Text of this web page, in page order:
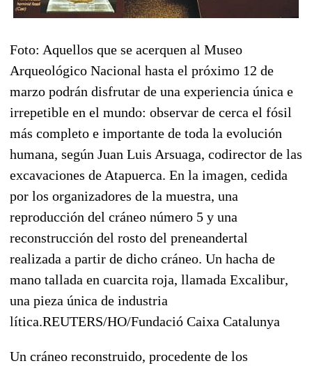
Foto: Aquellos que se acerquen al Museo
Arqueológico Nacional hasta el próximo 12 de
marzo podrán disfrutar de una experiencia única e
irrepetible en el mundo: observar de cerca el fósil
más completo e importante de toda la evolución
humana, según Juan Luis Arsuaga, codirector de las
excavaciones de Atapuerca. En la imagen, cedida
por los organizadores de la muestra, una
reproducción del cráneo número 5 y una
reconstrucción del rosto del preneandertal
realizada a partir de dicho cráneo. Un hacha de
mano tallada en cuarcita roja, llamada Excalibur,
una pieza única de industria
lítica.REUTERS/HO/Fundació Caixa Catalunya
Un cráneo reconstruido, procedente de los